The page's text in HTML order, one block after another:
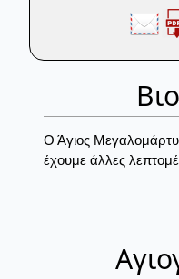
Ο Άγιος
έχουμε άλλες